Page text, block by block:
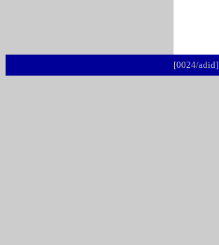
[0024/adid]